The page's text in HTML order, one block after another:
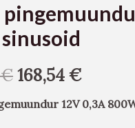
€168,54€
12V 0,3A